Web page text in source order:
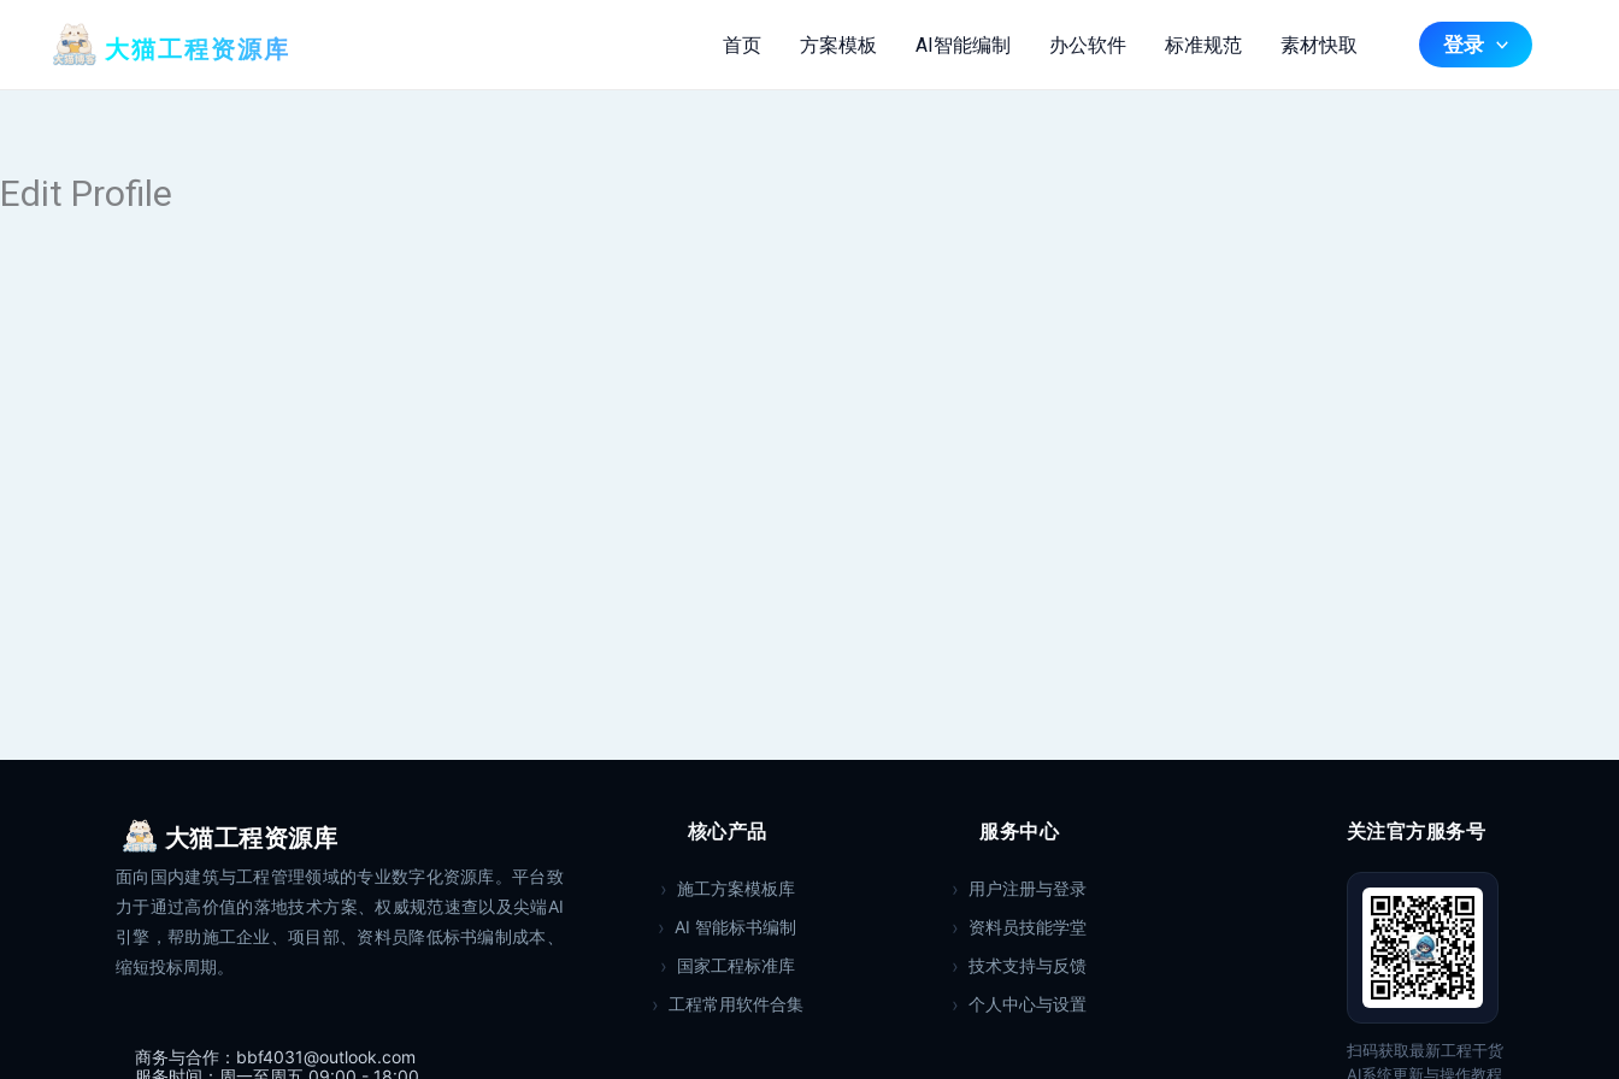
大猫工程资源库 首页 方案模板 AI智能编制 办公软件 标准规范 素材快取 登录
Edit Profile
大猫工程资源库
面向国内建筑与工程管理领域的专业数字化资源库。平台致
力于通过高价值的落地技术方案、权威规范速查以及尖端AI
引擎，帮助施工企业、项目部、资料员降低标书编制成本、
缩短投标周期。
商务与合作：bbf4031@outlook.com
核心产品
施工方案模板库
AI 智能标书编制
国家工程标准库
工程常用软件合集
服务中心
用户注册与登录
资料员技能学堂
技术支持与反馈
个人中心与设置
关注官方服务号
扫码获取最新工程干货
AI系统更新与操作教程